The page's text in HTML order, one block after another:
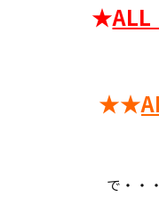
★ALL
★★
で・・